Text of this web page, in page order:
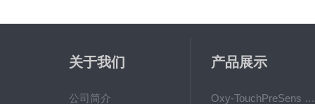
关于我们
公司简介
产品展示
Oxy-TouchPreSens 氧分析仪 多孔培养容器监测